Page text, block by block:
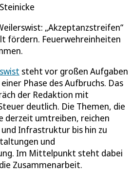
„Akzeptanzstreifen“
fördern. Feuerwehreinheiten
steht vor großen Aufgaben
Phase des Aufbruchs. Das
der Redaktion mit
deutlich. Die Themen, die
derzeit umtreiben, reichen
Infrastruktur bis hin zu
und
Im Mittelpunkt steht dabei
Zusammenarbeit.